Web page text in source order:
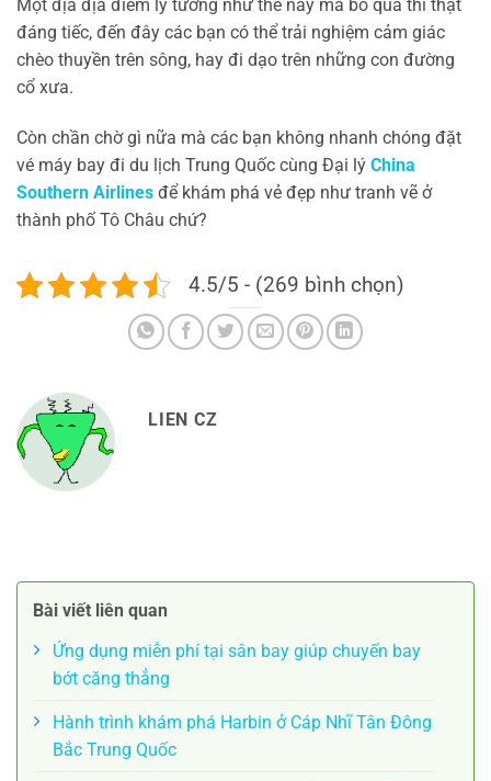
Một địa địa điểm lý tưởng như thế này mà bỏ qua thì thật
đáng tiếc, đến đây các bạn có thể trải nghiệm cảm giác
chèo thuyền trên sông, hay đi dạo trên những con đường
cổ xưa.
Còn chần chờ gì nữa mà các bạn không nhanh chóng đặt
vé máy bay đi du lịch Trung Quốc cùng Đại lý China
Southern Airlines để khám phá vẻ đẹp như tranh vẽ ở
thành phố Tô Châu chứ?
4.5/5 - (269 bình chọn)
LIEN CZ
Bài viết liên quan
Ứng dụng miễn phí tại sân bay giúp chuyến bay
bớt căng thẳng
Hành trình khám phá Harbin ở Cáp Nhĩ Tân Đông
Bắc Trung Quốc